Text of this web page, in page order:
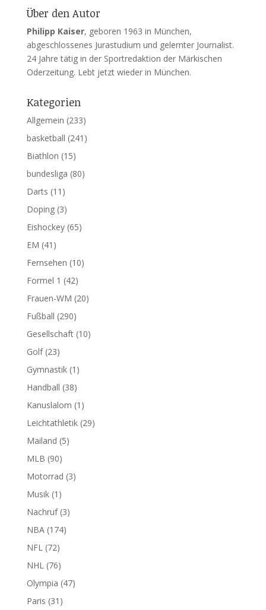
Über den Autor
Philipp Kaiser, geboren 1963 in München,
abgeschlossenes Jurastudium und gelernter Journalist.
24 Jahre tätig in der Sportredaktion der Märkischen
Oderzeitung. Lebt jetzt wieder in München.
Kategorien
Allgemein (233)
basketball (241)
Biathlon (15)
bundesliga (80)
Darts (11)
Doping(3)
Eishockey(65)
EM (41)
Fernsehen (10)
Formel 1 (42)
Frauen-WM (20)
Fußball (290)
Gesellschaft(10)
Golf(23)
Gymnastik(1)
Handball (38)
Kanuslalom (1)
Leichtathletik(29)
Mailand (5)
MLB (90)
Motorrad (3)
Musik(1)
Nachruf(3)
NBA(174)
NFL(72)
NHL(76)
Olympia (47)
Paris (31)